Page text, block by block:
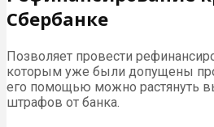
Сбербанке
Позволяет провести
которым уже были допущены
его помощью можно растянуть
штрафов от банка.